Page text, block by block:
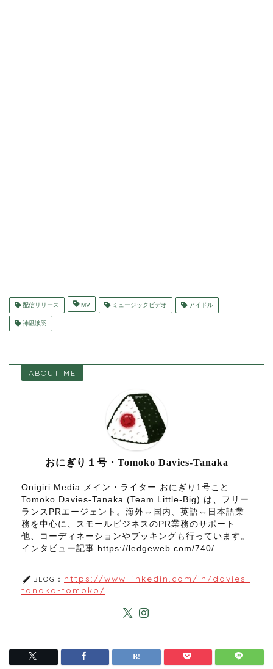
配信リリース MV ミュージックビデオ アイドル
神凪涙羽
ABOUT ME
おにぎり１号・Tomoko Davies-Tanaka
Onigiri Media メイン・ライター おにぎり1号こと
Tomoko Davies-Tanaka (Team Little-Big) は、フリー
ランスPRエージェント。海外⇔国内、英語⇔日本語業
務を中心に、スモールビジネスのPR業務のサポート
他、コーディネーションやブッキングも行っています。
インタビュー記事 https://ledgeweb.com/740/
BLOG： https://www.linkedin.com/in/davies-
tanaka-tomoko/